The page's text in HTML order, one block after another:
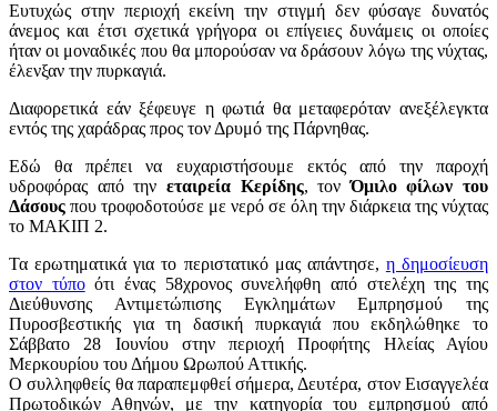
Ευτυχώς στην περιοχή εκείνη την στιγμή δεν φύσαγε δυνατός
άνεμος και έτσι σχετικά γρήγορα οι επίγειες δυνάμεις οι οποίες
ήταν οι μοναδικές που θα μπορούσαν να δράσουν λόγω της νύχτας,
έλενξαν την πυρκαγιά.
Διαφορετικά εάν ξέφευγε η φωτιά θα μεταφερόταν ανεξέλεγκτα
εντός της χαράδρας προς τον Δρυμό της Πάρνηθας.
Εδώ θα πρέπει να ευχαριστήσουμε εκτός από την παροχή
υδροφόρας από την εταιρεία Κερίδης, τονΌμιλο φίλων του
Δάσους που τροφοδοτούσε με νερό σε όλη την διάρκεια της νύχτας
το ΜΑΚΙΠ 2.
Τα ερωτηματικά για το περιστατικό μας απάντησε, η δημοσίευση
στον τύποότι ένας 58χρονος συνελήφθη από στελέχη της της
Διεύθυνσης Αντιμετώπισης Εγκλημάτων Εμπρησμού της
Πυροσβεστικής για τη δασική πυρκαγιά που εκδηλώθηκε το
Σάββατο 28 Ιουνίου στην περιοχή Προφήτης Ηλείας Αγίου
Μερκουρίου του Δήμου Ωρωπού Αττικής.
Ο συλληφθείς θα παραπεμφθεί σήμερα, Δευτέρα, στον Εισαγγελέα
Πρωτοδικών Αθηνών, με την κατηγορία του εμπρησμού από